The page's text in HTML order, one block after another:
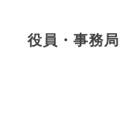
役員・事務局